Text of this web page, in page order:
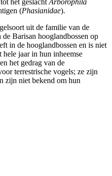
het geslacht Arborophila
(Phasianidae).
uit de familie van de
Barisan hooglandbossen op
in de hooglandbossen en is niet
hele jaar in hun inheemse
het gedrag van de
terrestrische vogels; ze zijn
zijn niet bekend om hun